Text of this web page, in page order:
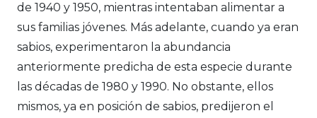
de 1940 y 1950, mientras intentaban alimentar a
sus familias jóvenes. Más adelante, cuando ya eran
sabios, experimentaron la abundancia
anteriormente predicha de esta especie durante
las décadas de 1980 y 1990. No obstante, ellos
mismos, ya en posición de sabios, predijeron el